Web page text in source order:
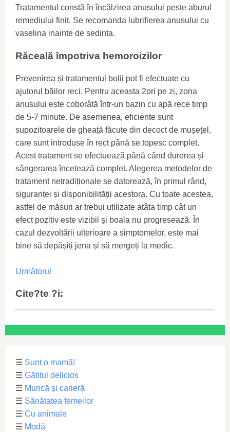
Tratamentul constă în încălzirea anusului peste aburul
remediului finit. Se recomanda lubrifierea anusului cu
vaselina inainte de sedinta.
Răceală împotriva hemoroizilor
Prevenirea și tratamentul bolii pot fi efectuate cu
ajutorul băilor reci. Pentru aceasta 2ori pe zi, zona
anusului este coborâtă într-un bazin cu apă rece timp
de 5-7 minute. De asemenea, eficiente sunt
supozitoarele de gheață făcute din decoct de mușețel,
care sunt introduse în rect până se topesc complet.
Acest tratament se efectuează până când durerea și
sângerarea încetează complet. Alegerea metodelor de
tratament netradiționale se datorează, în primul rând,
siguranței și disponibilității acestora. Cu toate acestea,
astfel de măsuri ar trebui utilizate atâta timp cât un
efect pozitiv este vizibil și boala nu progresează. În
cazul dezvoltării ulterioare a simptomelor, este mai
bine să depășiți jena și să mergeți la medic.
Următorul
Cite?te ?i:
☰ Sunt o mamă!
☰ Gătitul delicios
☰ Muncă și carieră
☰ Sănătatea femeilor
☰ Cu animale
☰ Modă